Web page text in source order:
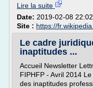
Lire la suite
Date: 2019-02-08
Site : https://
Le cadre
inaptitudes ...
Accueil Newsletter
FIPHFP - Avril 2014
des inaptitudes